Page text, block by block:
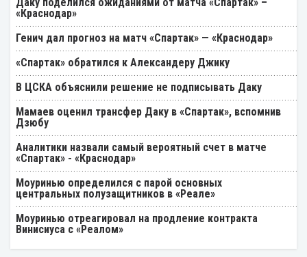
«Краснодар»
Генич дал прогноз на матч «Спартак» — «Краснодар»
«Спартак» обратился к Александеру Джику
В ЦСКА объяснили решение не подписывать Даку
Мамаев оценил трансфер Даку в «Спартак», вспомнив
Дзюбу
Аналитики назвали самый вероятный счет в матче
«Спартак» - «Краснодар»
Моуринью определился с парой основных
центральных полузащитников в «Реале»
Моуринью отреагировал на продление контракта
Винисиуса с «Реалом»